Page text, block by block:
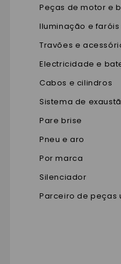
Peças de motor e
Iluminação e faróis
Travões e
Electricidade e
Cabos e cilindros
Sistema de
Pare brise
Pneu e aro
Por marca
Silenciador
Parceiro de peças